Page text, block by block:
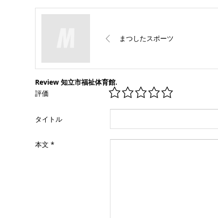
まつしたスポーツ
Review 知立市福祉体育館.
評価
タイトル
本文 *